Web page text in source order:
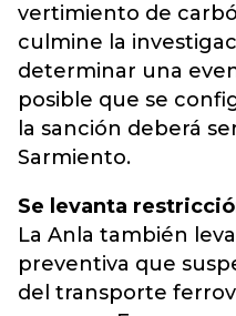
vertimiento de
culmine la
determinar una
posible que se
la sanción deberá
Sarmiento.
Se levanta
La Anla también
preventiva que
del transporte